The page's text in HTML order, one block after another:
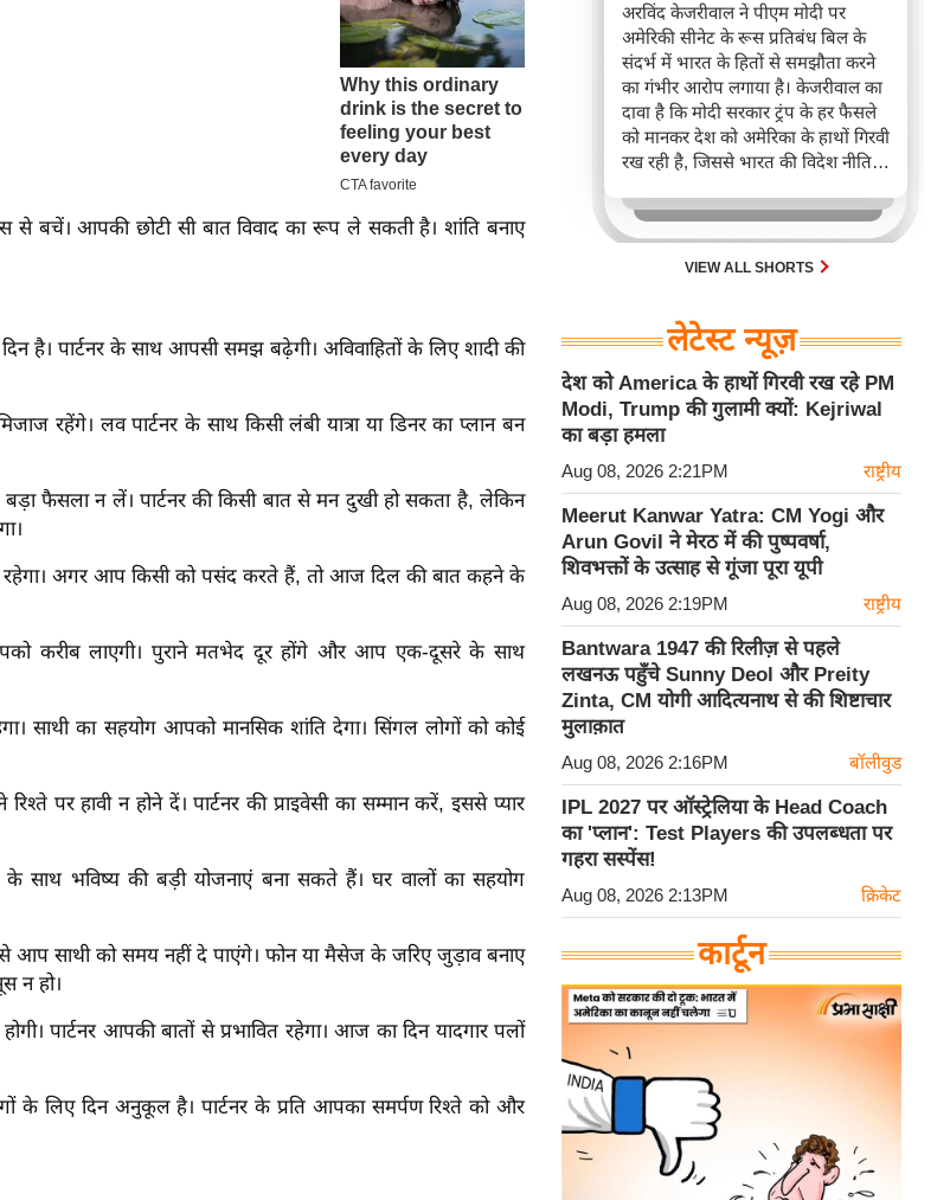
से बचें। आपकी छोटी सी बात विवाद का रूप ले सकती है। शांति बनाए
है। पार्टनर के साथ आपसी समझ बढ़ेगी। अविवाहितों के लिए शादी की
रहेंगे। लव पार्टनर के साथ किसी लंबी यात्रा या डिनर का प्लान बन
फैसला न लें। पार्टनर की किसी बात से मन दुखी हो सकता है, लेकिन
रहेगा। अगर आप किसी को पसंद करते हैं, तो आज दिल की बात कहने के
आपको करीब लाएगी। पुराने मतभेद दूर होंगे और आप एक-दूसरे के साथ
साथी का सहयोग आपको मानसिक शांति देगा। सिंगल लोगों को कोई
पर हावी न होने दें। पार्टनर की प्राइवेसी का सम्मान करें, इससे प्यार
साथ भविष्य की बड़ी योजनाएं बना सकते हैं। घर वालों का सहयोग
साथी को समय नहीं दे पाएंगे। फोन या मैसेज के जरिए जुड़ाव बनाए
न हो।
पार्टनर आपकी बातों से प्रभावित रहेगा। आज का दिन यादगार पलों
के लिए दिन अनुकूल है। पार्टनर के प्रति आपका समर्पण रिश्ते को और
अरविंद केजरीवाल ने पीएम मोदी पर
अमेरिकी सीनेट के रूस प्रतिबंध बिल के
संदर्भ में भारत के हितों से समझौता करने
का गंभीर आरोप लगाया है। केजरीवाल का
दावा है कि मोदी सरकार ट्रंप के हर फैसले
को मानकर देश को अमेरिका के हाथों गिरवी
रख रही है, जिससे भारत की विदेश नीति
प्रभाव पड़ रहा है। यह विधेयक भारत
सहित रूसी तेल-गैस खरीदने वाले देशों पर
कड़े टैरिफ लगा सकता है।
VIEW ALL SHORTS
लेटेस्ट न्यूज़
देश को America के हाथों गिरवी रख रहे PM
Modi, Trump की गुलामी क्यों: Kejriwal
का बड़ा हमला
Aug 08, 2026 2:21PM राष्ट्रीय
Meerut Kanwar Yatra: CM Yogi और
Arun Govil ने मेरठ में की पुष्पवर्षा,
शिवभक्तों के उत्साह से गूंजा पूरा यूपी
Aug 08, 2026 2:19PM राष्ट्रीय
Bantwara 1947 की रिलीज़ से पहले
लखनऊ पहुँचे Sunny Deol और Preity
Zinta, CM योगी आदित्यनाथ से की शिष्टाचार
मुलाक़ात
Aug 08, 2026 2:16PM बॉलीवुड
IPL 2027 पर ऑस्ट्रेलिया के Head Coach
का 'प्लान': Test Players की उपलब्धता पर
गहरा सस्पेंस!
Aug 08, 2026 2:13PM क्रिकेट
कार्टून